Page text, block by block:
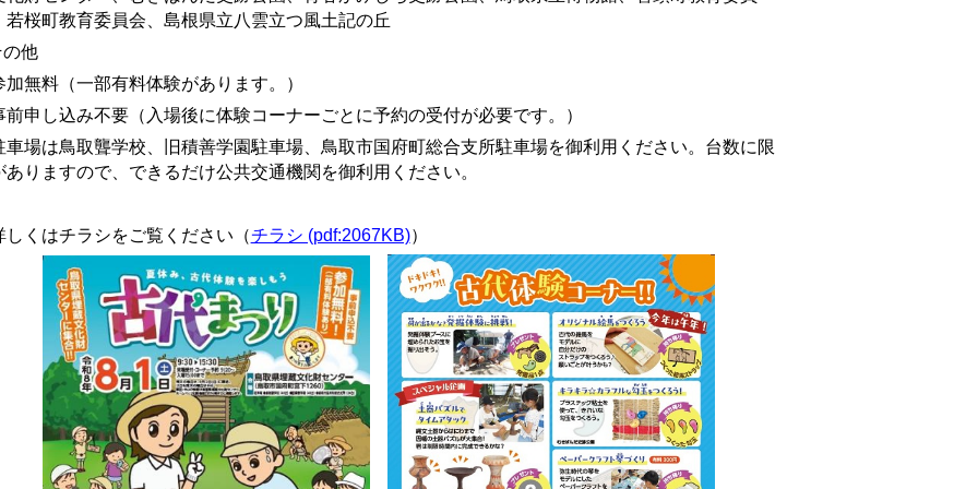
若桜町教育委員会、 島根県立八雲立つ風土記の丘
他
加無料（一部有料体験があります。）
前申し込み不要（入場後に体験コーナーごとに予約の受付が必要です。）
車場は鳥取聾学校、旧積善学園駐車場、鳥取市国府町総合支所駐車場を御利用ください。台数に限
ありますので、できるだけ公共交通機関を御利用ください。
くはチラシをご覧ください（チラシ (pdf:2067KB)）